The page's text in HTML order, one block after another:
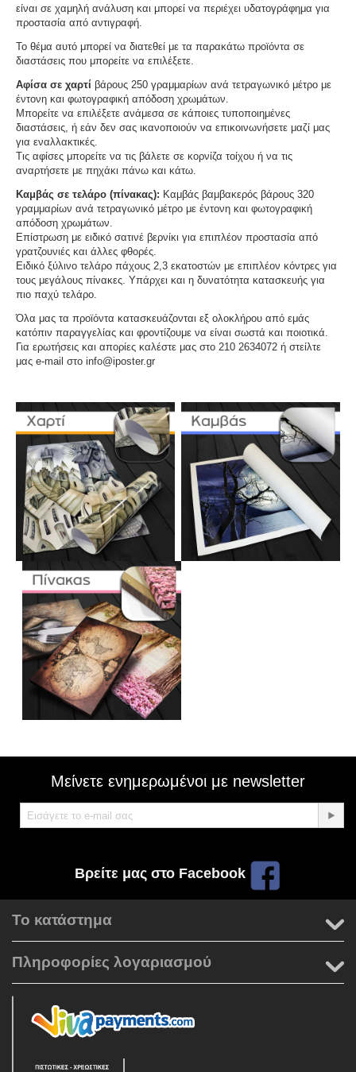
είναι σε χαμηλή ανάλυση και μπορεί να περιέχει υδατογράφημα για
προστασία από αντιγραφή.
Το θέμα αυτό μπορεί να διατεθεί με τα παρακάτω προϊόντα σε
διαστάσεις που μπορείτε να επιλέξετε.
Αφίσα σε χαρτί βάρους 250 γραμμαρίων ανά τετραγωνικό μέτρο με
έντονη και φωτογραφική απόδοση χρωμάτων.
Μπορείτε να επιλέξετε ανάμεσα σε κάποιες τυποποιημένες
διαστάσεις, ή εάν δεν σας ικανοποιούν να επικοινωνήσετε μαζί μας
για εναλλακτικές.
Τις αφίσες μπορείτε να τις βάλετε σε κορνίζα τοίχου ή να τις
αναρτήσετε με πηχάκι πάνω και κάτω.
Καμβάς σε τελάρο (πίνακας): Καμβάς βαμβακερός βάρους 320
γραμμαρίων ανά τετραγωνικό μέτρο με έντονη και φωτογραφική
απόδοση χρωμάτων.
Επίστρωση με ειδικό σατινέ βερνίκι για επιπλέον προστασία από
γρατζουνιές και άλλες φθορές.
Ειδικό ξύλινο τελάρο πάχους 2,3 εκατοστών με επιπλέον κόντρες για
τους μεγάλους πίνακες. Υπάρχει και η δυνατότητα κατασκευής για
πιο παχύ τελάρο.
Όλα μας τα προϊόντα κατασκευάζονται εξ ολοκλήρου από εμάς
κατόπιν παραγγελίας και φροντίζουμε να είναι σωστά και ποιοτικά.
Για ερωτήσεις και απορίες καλέστε μας στο 210 2634072 ή στείλτε
μας e-mail στο info@iposter.gr
Μείνετε ενημερωμένοι με newsletter
Βρείτε μας στο Facebook
Το κατάστημα
Πληροφορίες λογαριασμού